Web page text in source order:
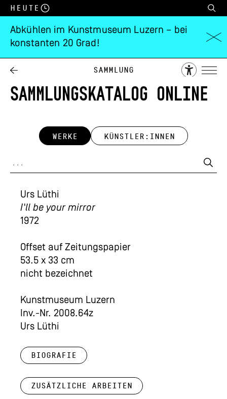
Heute
Abkühlen im Kunstmuseum Luzern – bei
konstanten 20 Grad!
Sammlung
SAMMLUNGSKATALOG ONLINE
WERKE KÜNSTLER:INNEN
Urs Lüthi
I'll be your mirror
1972
Offset auf Zeitungspapier
53.5 x 33 cm
nicht bezeichnet
Kunstmuseum Luzern
Inv.-Nr. 2008.64z
Urs Lüthi
Biografie
Zusätzliche Arbeiten